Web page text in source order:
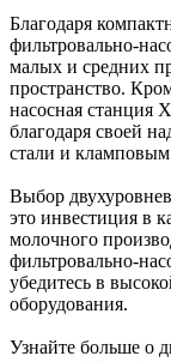
Благодаря
фильтровально-
малых и средних
пространство.
насосная станция
благодаря своей
стали и
Выбор
это инвестиция в
молочного
фильтровально-
убедитесь в
оборудования.
Узнайте больше о